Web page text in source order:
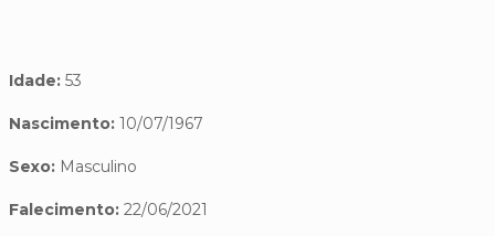
Idade: 53
Nascimento: 10/07/1967
Sexo: Masculino
Falecimento: 22/06/2021